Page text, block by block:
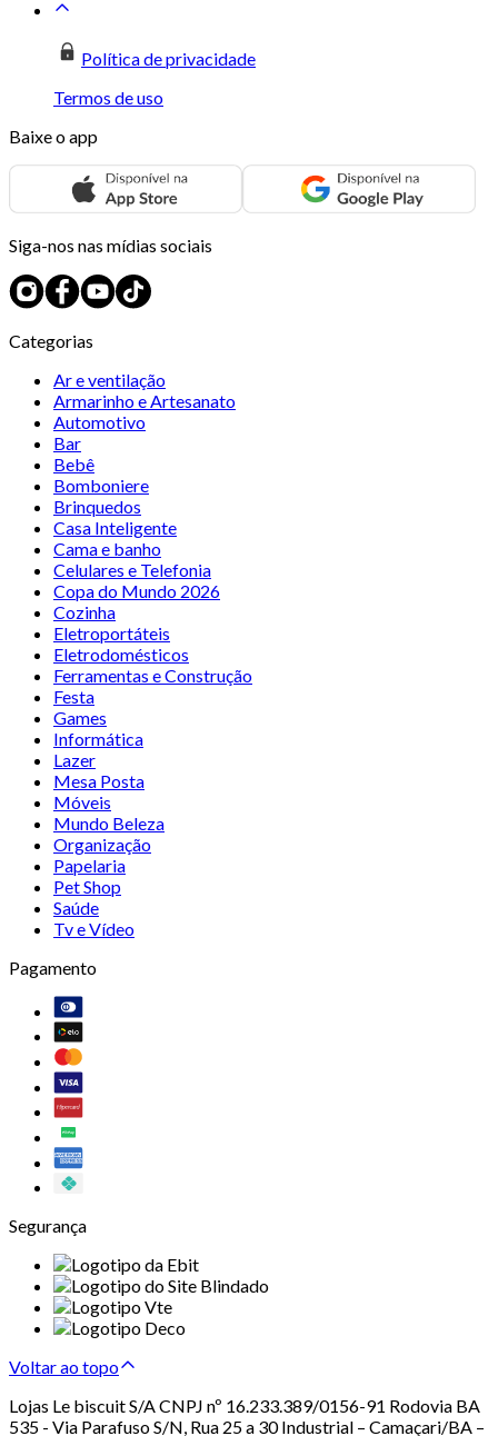
Política de privacidade
Termos de uso
Baixe o app
Siga-nos nas mídias sociais
Categorias
Ar e ventilação
Armarinho e Artesanato
Automotivo
Bar
Bebê
Bomboniere
Brinquedos
Casa Inteligente
Cama e banho
Celulares e Telefonia
Copa do Mundo 2026
Cozinha
Eletroportáteis
Eletrodomésticos
Ferramentas e Construção
Festa
Games
Informática
Lazer
Mesa Posta
Móveis
Mundo Beleza
Organização
Papelaria
Pet Shop
Saúde
Tv e Vídeo
Pagamento
Segurança
Voltar ao topo
Lojas Le biscuit S/A CNPJ nº 16.233.389/0156-91 Rodovia BA
535 - Via Parafuso S/N, Rua 25 a 30 Industrial – Camaçari/BA –